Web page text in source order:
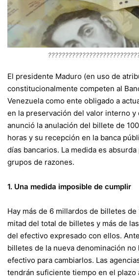
El presidente Maduro (en uso de
constitucionalmente competen al
Venezuela como ente obligado a
en la preservación del valor interno
anunció la anulación del billete de
horas y su recepción en la banca
días bancarios. La medida es
grupos de razones.
1. Una medida imposible de cumplir
Hay más de 6 millardos de billetes
mitad del total de billetes y más de
del efectivo expresado con ellos.
billetes de la nueva denominación no
efectivo para cambiarlos. Las
tendrán suficiente tiempo en el plazo